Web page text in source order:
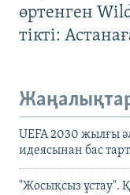
өртенген
тікті:
UEFA 2030 жылғы
идеясынан бас
"Жосықсыз ұстау".